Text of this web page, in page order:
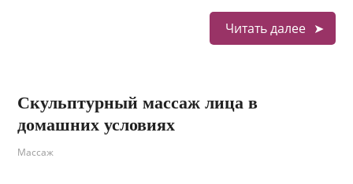
Читать далее
Скульптурный массаж лица в
домашних условиях
Массаж